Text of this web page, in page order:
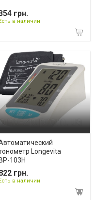
грн.
Есть в наличии
Longevita
ВР-103Н
грн.
Есть в наличии